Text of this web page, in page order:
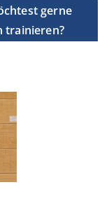
gerne
trainieren?